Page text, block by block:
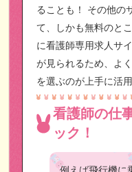
ることも！
その他の
て、しかも無料のと
に看護師専用求人サ
が見られるため、よ
を選ぶのが上手に活
看護師の仕
ック！